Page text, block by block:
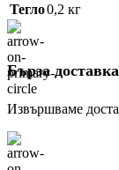
Тегло0,2 кг
Бърза доставка
Извършваме